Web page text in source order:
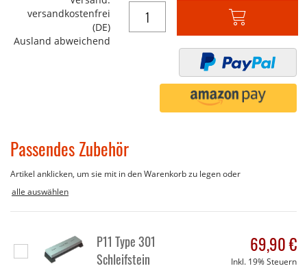
versandkostenfrei
(DE)
Ausland abweichend
In
den
Warenkorb
Passendes Zubehör
Artikel anklicken, um sie mit in den Warenkorb zu legen oder
alle auswählen
In
P11 Type 301
Schleifstein
69,90 €
Inkl. 19% Steuern